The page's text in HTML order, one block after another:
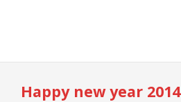
Happy new year 2014